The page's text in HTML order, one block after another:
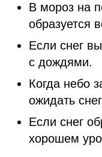
В мороз на
образуется
Если снег
с дождями.
Когда небо
ожидать
Если снег
хорошем